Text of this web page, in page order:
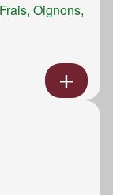
Oignons,